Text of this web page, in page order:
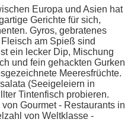
Europa und Asien hat
Gerichte für sich,
Gyros, gebratenes
am Spieß sind
ein lecker Dip, Mischung
und fein gehackten Gurken
Meeresfrüchte.
(Seeigeleiern in
Tintenfisch probieren.
Gourmet - Restaurants in
von Weltklasse -